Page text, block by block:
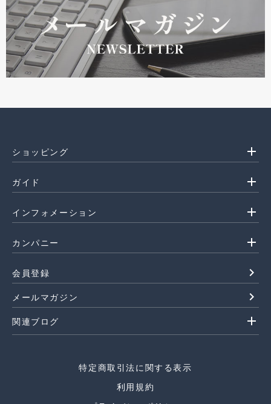
ショッピング add
ガイド add
インフォメーション add
カンパニー add
会員登録 navigate_next
メールマガジン navigate_next
関連ブログ add
特定商取引法に関する表示
利用規約